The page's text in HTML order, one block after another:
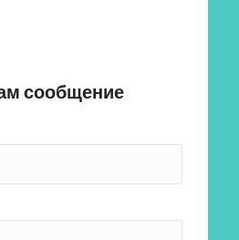
сообщение